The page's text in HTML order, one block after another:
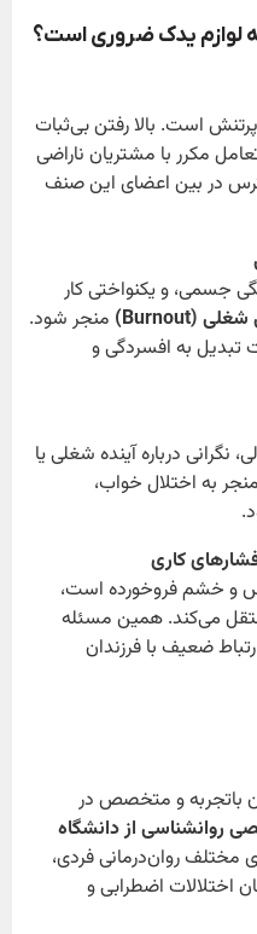
لوازم یدک ضروری است؟
پرتنش است. بالا رفتن بی‌ثبات
مکرر با مشتریان ناراضی
در بین اعضای این صنف
و یکنواختی کار
(Burnout)
منجر شود.
به افسردگی و
درباره آینده شغلی یا
به اختلال خواب،
کاری
و خشم فروخورده است،
می‌کند. همین مسئله
ضعیف با فرزندان
باتجربه و متخصص در
از دانشگاه
روان‌درمانی فردی،
اختلالات اضطرابی و